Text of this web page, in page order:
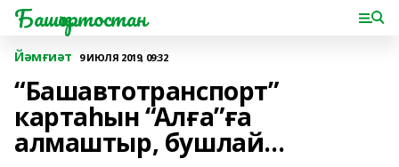
Башҡортостан
Йәмғиәт 9 ИЮЛЯ 2019, 09:32
“Башавтотранспорт”
картаһын “Алға”ға
алмаштыр, бушлай…